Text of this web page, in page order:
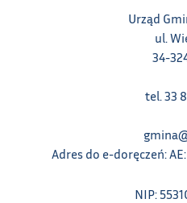
Urząd
ul.
34-
tel. 33
Adres do e-doręczeń:
NIP: